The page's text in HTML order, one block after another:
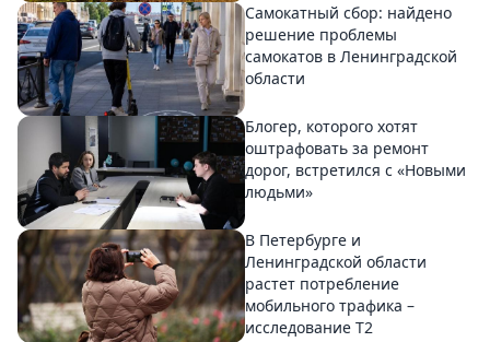
Самокатный сбор: найдено
решение проблемы
самокатов в Ленинградской
области
Блогер, которого хотят
оштрафовать за ремонт
дорог, встретился с «Новыми
людьми»
В Петербурге и
Ленинградской области
растет потребление
мобильного трафика –
исследование T2